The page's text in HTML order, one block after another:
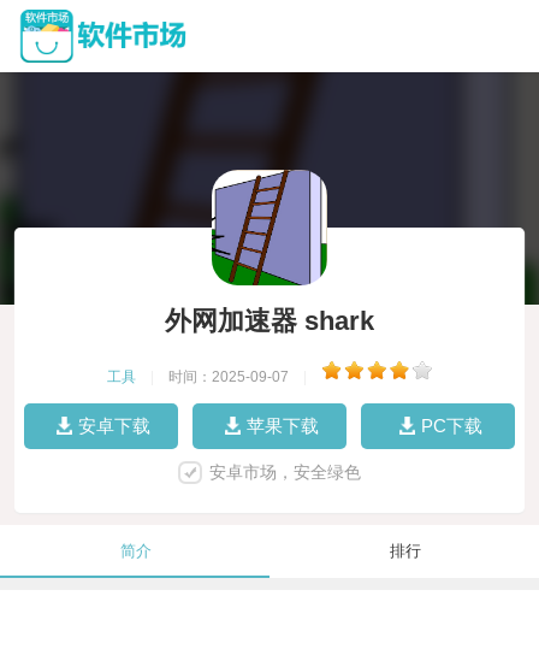
外网加速器 shark
工具 时间：2025-09-07
安卓下载 苹果下载 PC下载
安卓市场，安全绿色
简介 排行